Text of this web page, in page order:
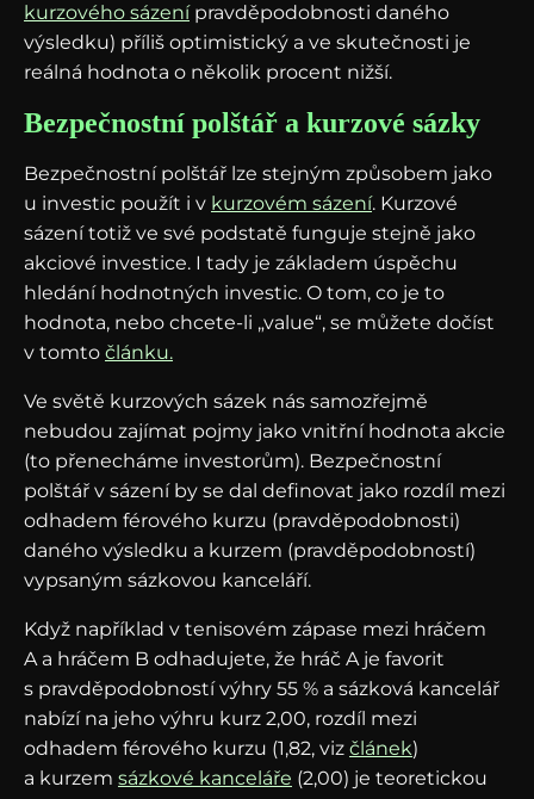
kurzového sázenípravděpodobnosti daného
výsledku) příliš optimistický a ve skutečnosti je
reálná hodnota o několik procent nižší.
Bezpečnostní polštář a kurzové sázky
Bezpečnostní polštář lze stejným způsobem jako
u investic použít i v kurzovém sázení. Kurzové
sázení totiž ve své podstatě funguje stejně jako
akciové investice. I tady je základem úspěchu
hledání hodnotných investic. O tom, co je to
hodnota, nebo chcete-li „value“, se můžete dočíst
v tomto článku.
Ve světě kurzových sázek nás samozřejmě
nebudou zajímat pojmy jako vnitřní hodnota akcie
(to přenecháme investorům). Bezpečnostní
polštář v sázení by se dal definovat jako rozdíl mezi
odhadem férového kurzu (pravděpodobnosti)
daného výsledku a kurzem (pravděpodobností)
vypsaným sázkovou kanceláří.
Když například v tenisovém zápase mezi hráčem
A a hráčem B odhadujete, že hráč A je favorit
s pravděpodobností výhry 55 % a sázková kancelář
nabízí na jeho výhru kurz 2,00, rozdíl mezi
odhadem férového kurzu (1,82, viz článek)
a kurzem sázkové kanceláře (2,00) je teoretickou